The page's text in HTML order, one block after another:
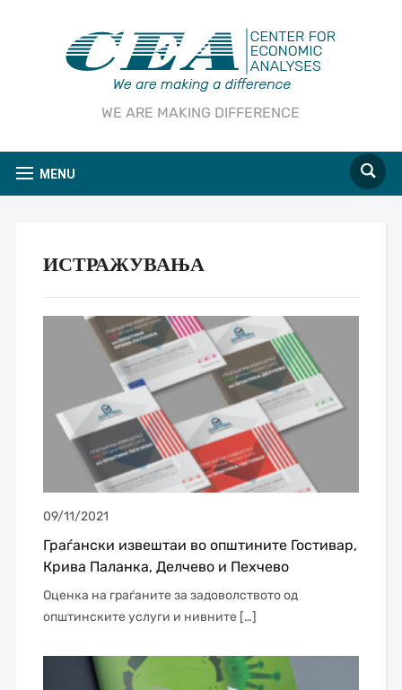
WE ARE MAKING DIFFERENCE
MENU
ИСТРАЖУВАЊА
09/11/2021
Граѓански извештаи во општините Гостивар,
Крива Паланка, Делчево и Пехчево
Оценка на граѓаните за задоволството од
општинските услуги и нивните […]